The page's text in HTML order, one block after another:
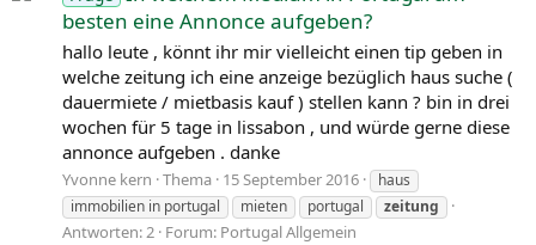
besten eine Annonce aufgeben?
hallo leute , könnt ihr mir vielleicht einen tip geben in
welche zeitung ich eine anzeige bezüglich haus suche (
dauermiete / mietbasis kauf ) stellen kann ? bin in drei
wochen für 5 tage in lissabon , und würde gerne diese
annonce aufgeben . danke
Yvonne kern Thema 15 September 2016
haus
immobilien in portugal
mieten portugal zeitung
Antworten: 2 Forum: Portugal Allgemein